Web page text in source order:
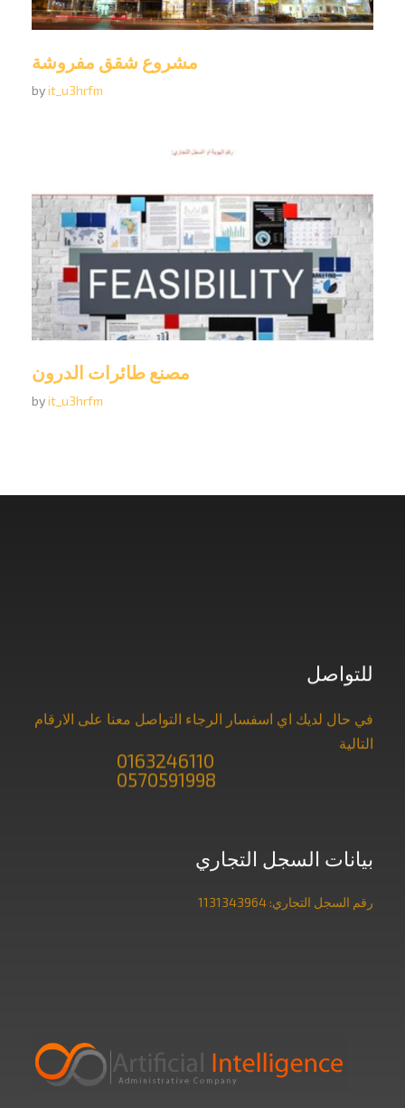
مشروع شقق مفروشة
byit_u3hrfm
مصنع طائرات الدرون
byit_u3hrfm
للتواصل
في حال لديك اي اسفسار الرجاء التواصل معنا على الارقام
التالية
0163246110
0570591998
بيانات السجل التجاري
رقم السجل التجاري: 1131343964